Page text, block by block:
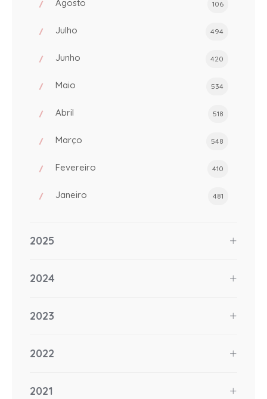
Agosto 106
Julho 494
Junho 420
Maio 534
Abril 518
Março 548
Fevereiro 410
Janeiro 481
2025
2024
2023
2022
2021